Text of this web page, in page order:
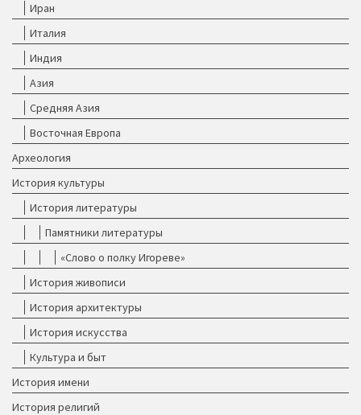
Иран
Италия
Индия
Азия
Средняя Азия
Восточная Европа
Археология
История культуры
История литературы
Памятники литературы
«Слово о полку Игореве»
История живописи
История архитектуры
История искусства
Культура и быт
История имени
История религий